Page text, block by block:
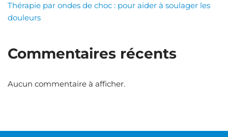
Thérapie par ondes de choc : pour aider à soulager les
douleurs
Commentaires récents
Aucun commentaire à afficher.